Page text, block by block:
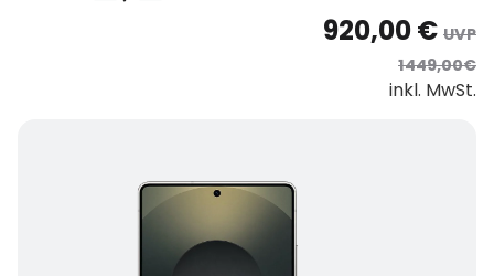
920,00 € UVP
1449,00€
inkl. MwSt.